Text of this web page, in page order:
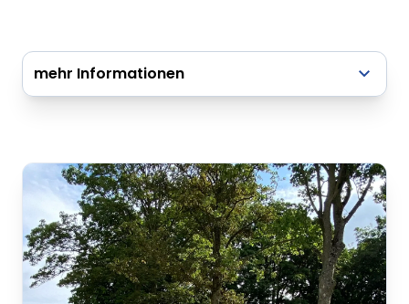
mehr Informationen
Stellplatz in Vreden, Up de Bookholt 6.
(Frischwasser 1.€- Münzeinwurf)
Restmüll: In der Umzäunung am Waldrand
stehen Container für die Müllentsorung bereit.
Tankstelle: